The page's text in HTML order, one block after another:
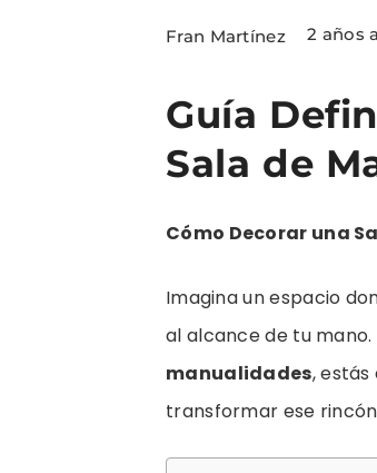
Fran Martínez 2 años
Guía
Sala de
Cómo Decorar una
Imagina un espacio
al alcance de tu
manualidades,
transformar ese